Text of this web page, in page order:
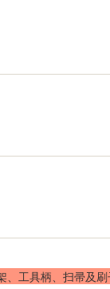
、工具柄、扫帚及